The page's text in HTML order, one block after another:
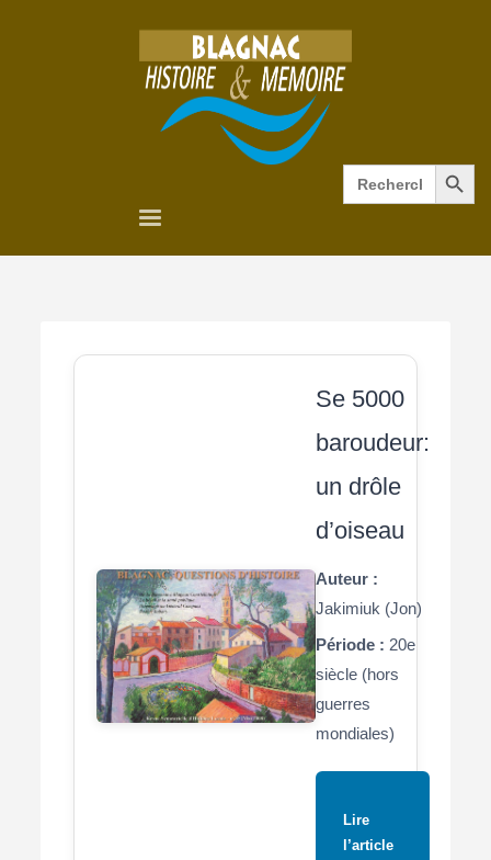
Search
for:
Search Button
Se 5000
baroudeur:
un drôle
d’oiseau
Auteur :
Jakimiuk (Jon)
Période : 20e
siècle (hors
guerres
mondiales)
Lire
l’article